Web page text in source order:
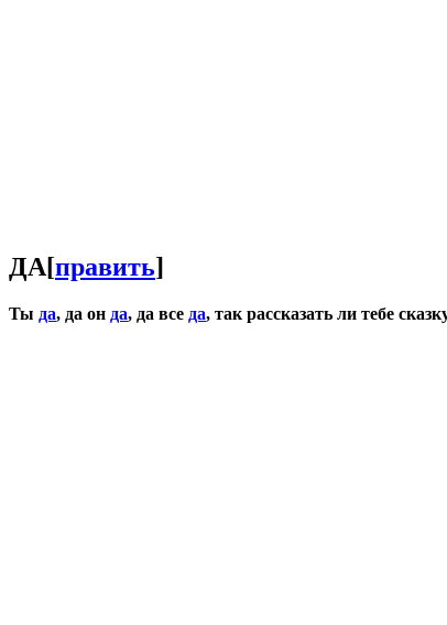
ДА[править]
Ты да, да он да, да все да, так рассказать ли тебе